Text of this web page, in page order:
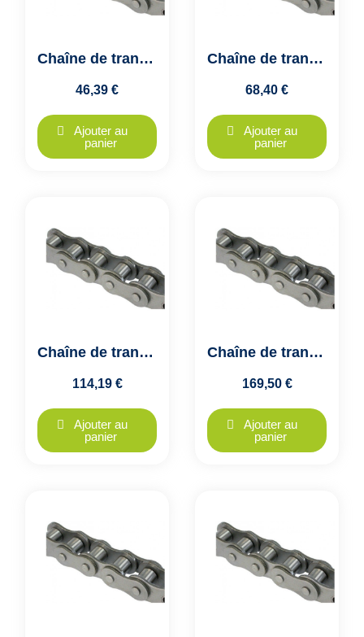
Chaîne de transmission ASA 10A1/ASA50-1, simplex - 5/8" - pas 15.875mm
46,39 €
Ajouter au
panier
Chaîne de transmission ASA12A1/ASA60-1, simplex - 3/4" - pas 19.05mm
68,40 €
Ajouter au
panier
Chaîne de transmission ASA16A1/ASA80-1, simplex - 1" - pas de 25.40mm
114,19 €
Ajouter au
panier
Chaîne de transmission ASA20A1/ASA100-1, simplex - 1"1/4 - pas 31.75mm
169,50 €
Ajouter au
panier